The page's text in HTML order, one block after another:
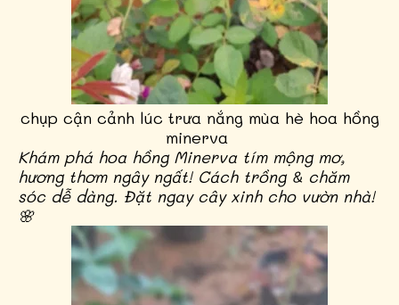
chụp cận cảnh lúc trưa nắng mùa hè hoa hồng
minerva
Khám phá hoa hồng Minerva tím mộng mơ,
hương thơm ngây ngất! Cách trồng & chăm
sóc dễ dàng. Đặt ngay cây xinh cho vườn nhà!
🌸